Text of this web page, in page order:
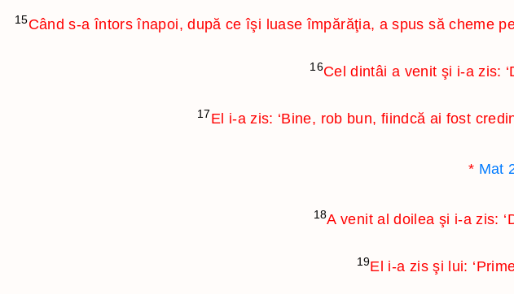
15Când s-a întors înapoi, după ce îşi luase împărăţia, a spus să cheme
16Cel dintâi a venit şi i-a zis:
17 El i-a zis: ‘Bine, rob bun, fiindcă ai fost
* Mat
18A venit al doilea şi i-a zis:
19El i-a zis şi lui: